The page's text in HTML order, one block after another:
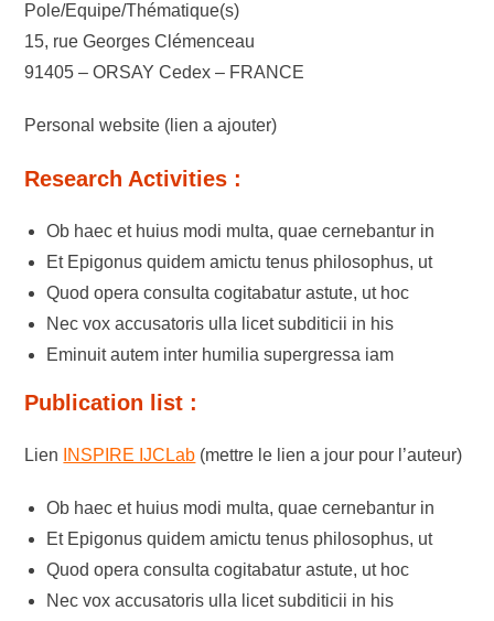
Pole/Equipe/Thématique(s)
15, rue Georges Clémenceau
91405 – ORSAY Cedex – FRANCE
Personal website (lien a ajouter)
Research Activities :
Ob haec et huius modi multa, quae cernebantur in
Et Epigonus quidem amictu tenus philosophus, ut
Quod opera consulta cogitabatur astute, ut hoc
Nec vox accusatoris ulla licet subditicii in his
Eminuit autem inter humilia supergressa iam
Publication list :
Lien INSPIRE IJCLab (mettre le lien a jour pour l’auteur)
Ob haec et huius modi multa, quae cernebantur in
Et Epigonus quidem amictu tenus philosophus, ut
Quod opera consulta cogitabatur astute, ut hoc
Nec vox accusatoris ulla licet subditicii in his